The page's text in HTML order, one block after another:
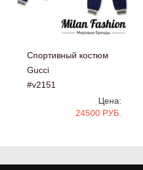
Спортивный костюм
Gucci
#v2151
Цена:
24500 РУБ.